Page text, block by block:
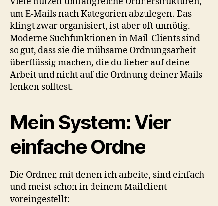
um E-Mails nach Kategorien abzulegen. Das
klingt zwar organisiert, ist aber oft unnötig.
Moderne Suchfunktionen in Mail-Clients sind
so gut, dass sie die mühsame Ordnungsarbeit
überflüssig machen, die du lieber auf deine
Arbeit und nicht auf die Ordnung deiner Mails
lenken solltest.
Mein System: Vier
einfache Ordne
Die Ordner, mit denen ich arbeite, sind einfach
und meist schon in deinem Mailclient
voreingestellt: